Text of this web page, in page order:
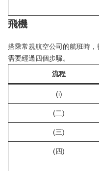
飛機
搭乘常規航空公司的航班時
需要經過四個步驟。
流程
(i)
(二)
(三)
(四)